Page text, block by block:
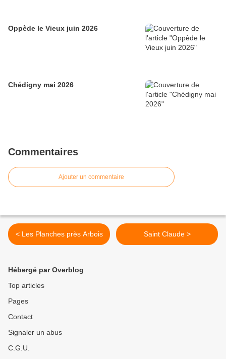
Oppède le Vieux juin 2026
Chédigny mai 2026
Commentaires
Ajouter un commentaire
< Les Planches près Arbois Saint Claude >
Hébergé par Overblog
Top articles
Pages
Contact
Signaler un abus
C.G.U.